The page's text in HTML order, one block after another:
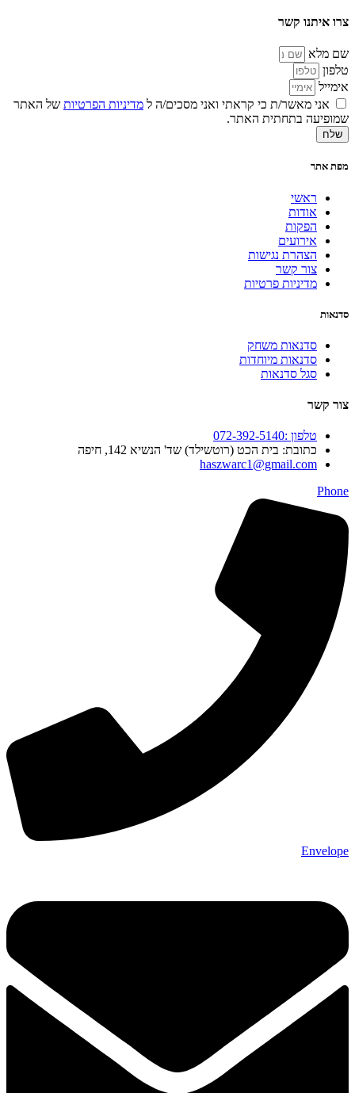
צרו איתנו קשר
שם מלא
טלפון
אימייל
אני מאשר/ת כי קראתי ואני מסכים/ה ל מדיניות הפרטיות של האתר
שמופיעה בתחתית האתר.
שלח
מפת אתר
ראשי
אודות
הפקות
אירועים
הצהרת נגישות
צור קשר
מדיניות פרטיות
סדנאות
סדנאות משחק
סדנאות מיוחדות
סגל סדנאות
צור קשר
טלפון :072-392-5140
כתובת: בית הכט (רוטשילד) שד' הנשיא 142, חיפה
haszwarc1@gmail.com
Phone
Envelope